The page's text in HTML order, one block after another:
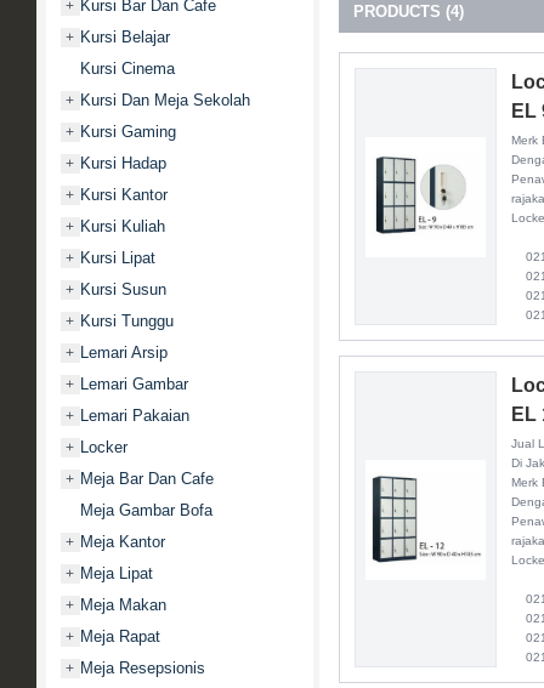
+ Kursi Bar Dan Cafe
+ Kursi Belajar
Kursi Cinema
+ Kursi Dan Meja Sekolah
+ Kursi Gaming
+ Kursi Hadap
+ Kursi Kantor
+ Kursi Kuliah
+ Kursi Lipat
+ Kursi Susun
+ Kursi Tunggu
+ Lemari Arsip
+ Lemari Gambar
+ Lemari Pakaian
+ Locker
+ Meja Bar Dan Cafe
Meja Gambar Bofa
+ Meja Kantor
+ Meja Lipat
+ Meja Makan
+ Meja Rapat
+ Meja Resepsionis
PRODUCTS (4)
EL
Merk
021
021
021
EL
Jual
Di
Merk
021
021
021